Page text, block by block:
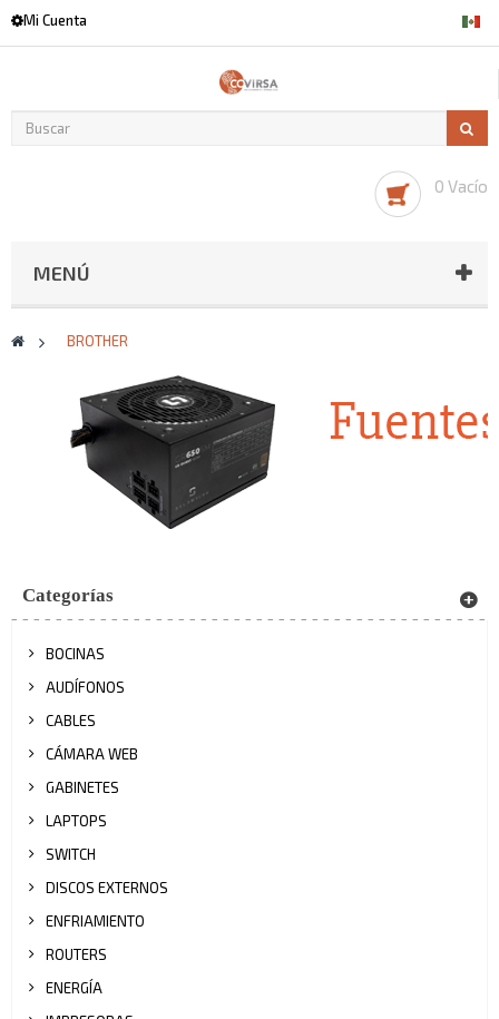
Mi Cuenta
0 Vacío
MENÚ
> BROTHER
Categorías
BOCINAS
AUDÍFONOS
CABLES
CÁMARA WEB
GABINETES
LAPTOPS
SWITCH
DISCOS EXTERNOS
ENFRIAMIENTO
ROUTERS
ENERGÍA